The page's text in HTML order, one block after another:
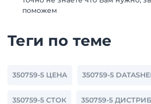
поможем
Теги по теме
350759-5 ЦЕНА 350759-5
350759-5 СТОК 350759-5